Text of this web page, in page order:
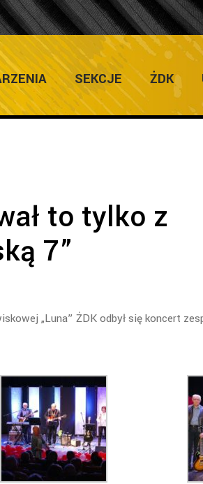
SEKCJE ŻDK
to tylko z
7”
„Luna” ŻDK odbył się koncert